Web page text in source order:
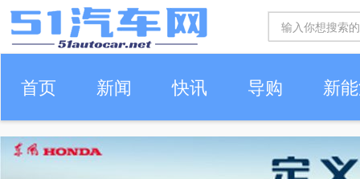
首页 新闻 快讯 导购 新
车生活